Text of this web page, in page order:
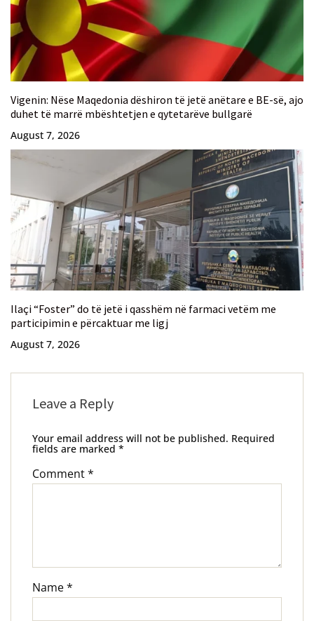
Vigenin: Nëse Maqedonia dëshiron të jetë anëtare e BE-së, ajo
duhet të marrë mbështetjen e qytetarëve bullgarë
August 7, 2026
Ilaçi “Foster” do të jetë i qasshëm në farmaci vetëm me
participimin e përcaktuar me ligj
August 7, 2026
Leave a Reply
Your email address will not be published. Required
fields are marked *
Comment*
Name*